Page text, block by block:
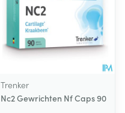
Trenker
Nc2 Gewrichten Nf Caps 90